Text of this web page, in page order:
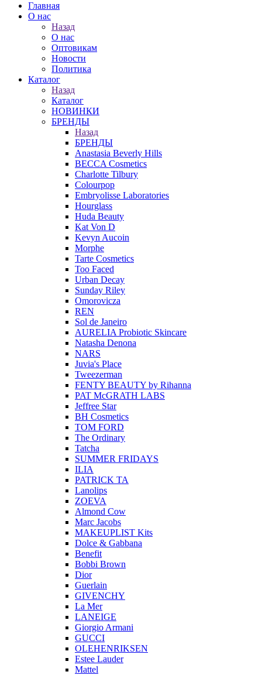
Главная
О нас
Назад
О нас
Оптовикам
Новости
Политика
Каталог
Назад
Каталог
НОВИНКИ
БРЕНДЫ
Назад
БРЕНДЫ
Anastasia Beverly Hills
BECCA Cosmetics
Charlotte Tilbury
Colourpop
Embryolisse Laboratories
Hourglass
Huda Beauty
Kat Von D
Kevyn Aucoin
Morphe
Tarte Cosmetics
Too Faced
Urban Decay
Sunday Riley
Omorovicza
REN
Sol de Janeiro
AURELIA Probiotic Skincare
Natasha Denona
NARS
Juvia's Place
Tweezerman
FENTY BEAUTY by Rihanna
PAT McGRATH LABS
Jeffree Star
BH Cosmetics
TOM FORD
The Ordinary
Tatcha
SUMMER FRIDAYS
ILIA
PATRICK TA
Lanolips
ZOEVA
Almond Cow
Marc Jacobs
MAKEUPLIST Kits
Dolce & Gabbana
Benefit
Bobbi Brown
Dior
Guerlain
GIVENCHY
La Mer
LANEIGE
Giorgio Armani
GUCCI
OLEHENRIKSEN
Estee Lauder
Mattel